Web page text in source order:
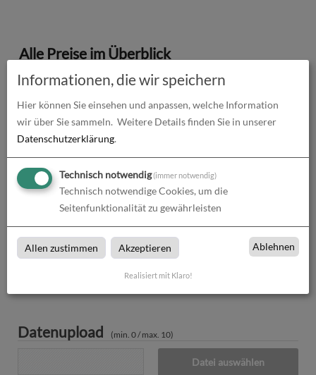
Alle Preise im Überblick
Produkt-Konfiguration
Druckdaten überprüfen
Produktions- und Lieferzeit
Gesamtbetrag (netto)
zzgl. 19% MwSt. 7,65€
Datenupload (min. 0 / max. 10)
Datei auswählen
Informationen, die wir speichern
Hier können Sie einsehen und anpassen, welche Information
wir über Sie sammeln. Weitere Details finden Sie in unserer
Datenschutzerklärung.
Technisch notwendig(immer notwendig)
Technisch notwendige Cookies, um die
Seitenfunktionalität zu gewährleisten
Allen zustimmen Akzeptieren Ablehnen
Realisiert mit Klaro!